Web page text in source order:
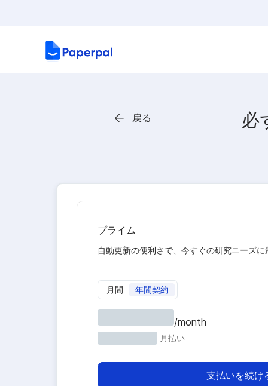
戻る 必
プライム
自動更新の便利さで、今すぐの研究ニーズに
月間 年間契約
/month
月払い
支払いを続け